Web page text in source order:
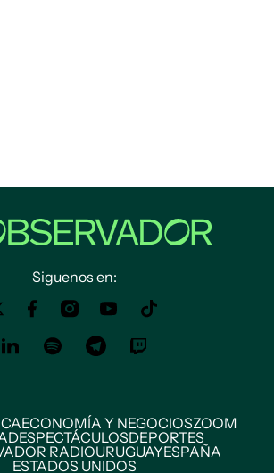
Siguenos en:
ECONOMÍA Y NEGOCIOSZOOM
ESPECTÁCULOSDEPORTES
RADIOURUGUAYESPAÑA
ESTADOS UNIDOS